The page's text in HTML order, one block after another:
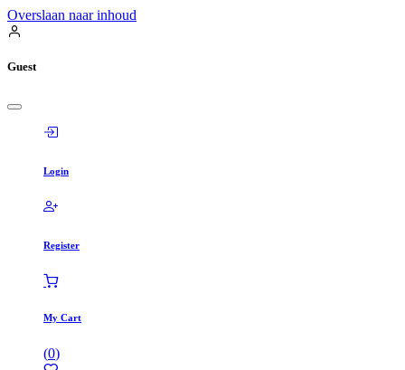
Overslaan naar inhoud
Guest
Login
Register
My Cart
(0)